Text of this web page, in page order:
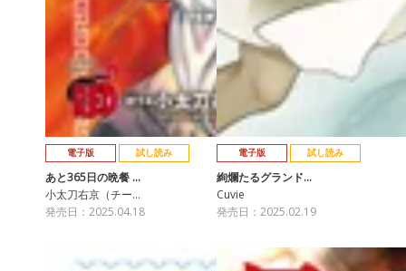
電子版 試し読み
あと365日の晩餐 …
小太刀右京（チー…
発売日：2025.04.18
電子版 試し読み
絢爛たるグランド…
Cuvie
発売日：2025.02.19